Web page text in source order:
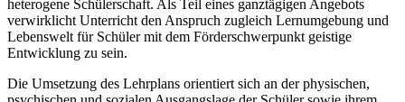
heterogene Schülerschaft. Als Teil eines ganztägigen Angebots
verwirklicht Unterricht den Anspruch zugleich Lernumgebung und
Lebenswelt für Schüler mit dem Förderschwerpunkt geistige
Entwicklung zu sein.
Die Umsetzung des Lehrplans orientiert sich an der physischen,